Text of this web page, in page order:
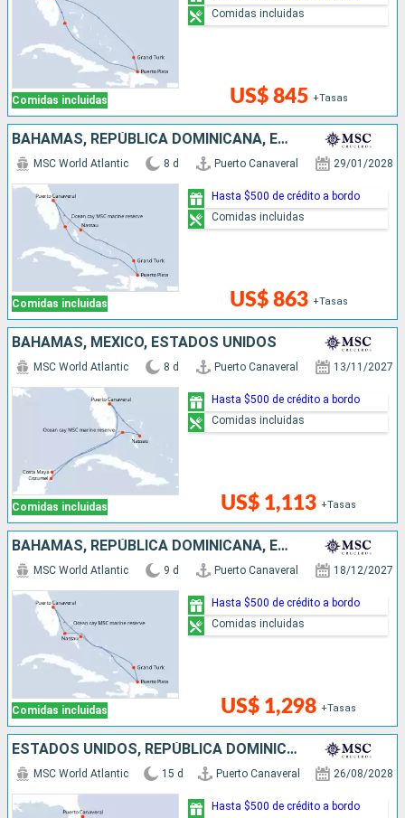
Comidas incluidas US$ 845 +Tasas
Comidas incluidas
BAHAMAS, REPÚBLICA DOMINICANA, ESTADOS UNIDOS
Comidas incluidas
MSC World Atlantic 8 d Puerto Canaveral 29/01/2028
US$ 863 +Tasas
Hasta $500 de crédito a bordo
Comidas incluidas
BAHAMAS, MÉXICO, ESTADOS UNIDOS
Comidas incluidas
MSC World Atlantic 8 d Puerto Canaveral 13/11/2027
US$ 1,113 +Tasas
Hasta $500 de crédito a bordo
Comidas incluidas
BAHAMAS, REPÚBLICA DOMINICANA, ESTADOS UNIDOS
Comidas incluidas
MSC World Atlantic 9 d Puerto Canaveral 18/12/2027
US$ 1,298 +Tasas
Hasta $500 de crédito a bordo
Comidas incluidas
ESTADOS UNIDOS, REPÚBLICA DOMINICANA, BAHAMAS, MÉXICO
MSC World Atlantic 15 d Puerto Canaveral 26/08/2028
Hasta $500 de crédito a bordo